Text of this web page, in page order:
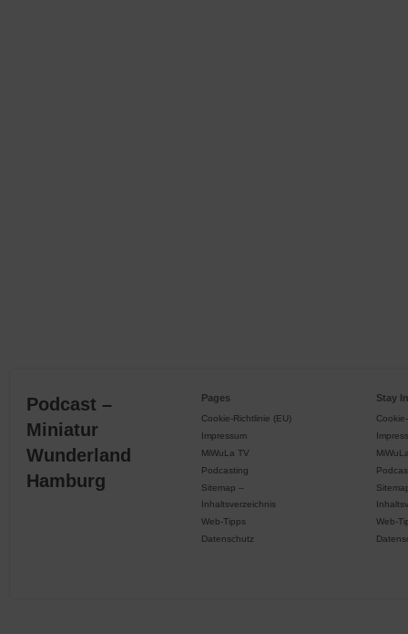
Podcast –
Miniatur
Wunderland
Hamburg
Pages
Cookie-Richtlinie (EU)
Impressum
MiWuLa TV
Podcasting
Sitemap –
Inhaltsverzeichnis
Web-Tipps
Datenschutz
Stay
Web-